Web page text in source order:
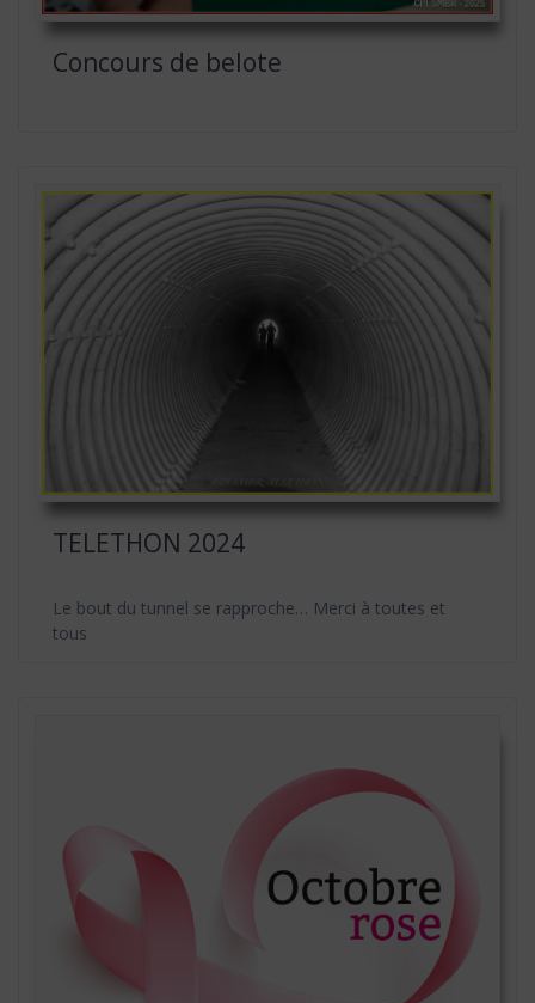
Concours de belote
TELETHON 2024
Le bout du tunnel se rapproche… Merci à toutes et
tous